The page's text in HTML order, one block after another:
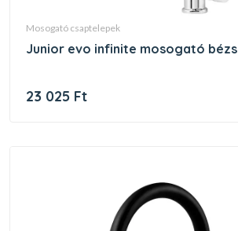
mosogató csaptelepek
junior evo infinite mosogató bézs
23 025 Ft